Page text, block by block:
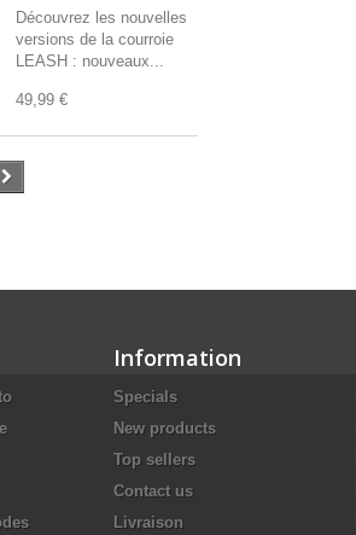
Découvrez les nouvelles
versions de la courroie
LEASH : nouveaux...
49,99 €
Information
Specials
New products
Top sellers
Contact us
Livraison